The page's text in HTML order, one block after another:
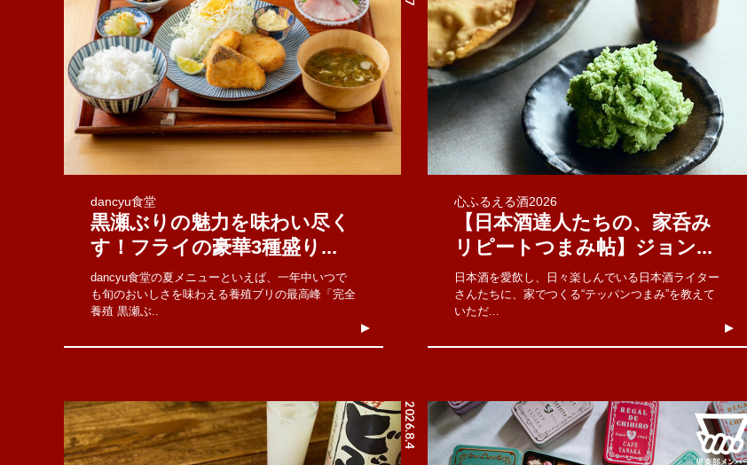
dancyu食堂
黒瀬ぶりの魅力を味わい尽く
す！フライの豪華3種盛り...
dancyu食堂の夏メニューといえば、一年中いつで
も旬のおいしさを味わえる養殖ブリの最高峰「完全
養殖 黒瀬ぶ..
心ふるえる酒2026
【日本酒達人たちの、家呑み
リピートつまみ帖】ジョン...
日本酒を愛飲し、日々楽しんでいる日本酒ライター
さんたちに、家でつくる“テッパンつまみ”を教えて
いただ...
2026.8.4